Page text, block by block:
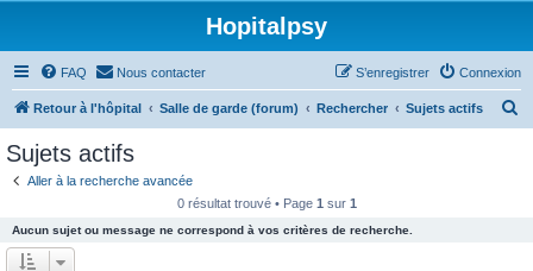
Hopitalpsy
FAQ Nous contacter Connexion
S’enregistrer
Retour à l'hôpital Salle de garde (forum) Rechercher Sujets actifs
Sujets actifs
Aller à la recherche avancée
0 résultat trouvé • Page 1 sur 1
Aucun sujet ou message ne correspond à vos critères de recherche.